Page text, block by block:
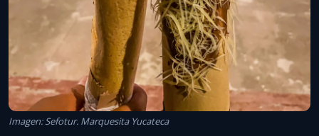
Imagen: Sefotur. Marquesita Yucateca